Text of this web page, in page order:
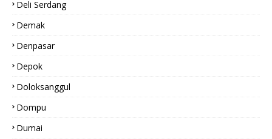
Deli Serdang
Demak
Denpasar
Depok
Doloksanggul
Dompu
Dumai